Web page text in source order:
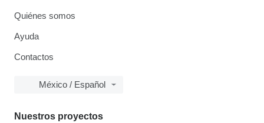
Quiénes somos
Ayuda
Contactos
México / Español
Nuestros proyectos